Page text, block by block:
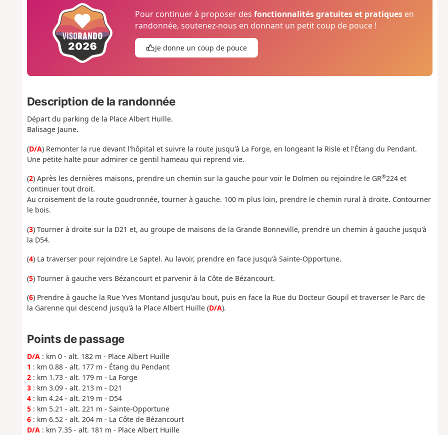
Pour continuer à proposer desfonctionnalités gratuites et pratiques en
randonnée, soutenez-nous en donnant un petit coup de pouce !
Je donne un coup de pouce
Description de la randonnée
Départ du parking de la Place Albert Huille.
Balisage Jaune.
(D/A) Remonter la rue devant l'hôpital et suivre la route jusqu'à La Forge, en longeant la Risle et l'Étang du Pendant.
Une petite halte pour admirer ce gentil hameau qui reprend vie.
(2) Après les dernières maisons, prendre un chemin sur la gauche pour voir le Dolmen ou rejoindre le GR®224 et
continuer tout droit.
Au croisement de la route goudronnée, tourner à gauche. 100 m plus loin, prendre le chemin rural à droite. Contourner
le bois.
(3) Tourner à droite sur la D21 et, au groupe de maisons de la Grande Bonneville, prendre un chemin à gauche jusqu'à
la D54.
(4) La traverser pour rejoindre Le Saptel. Au lavoir, prendre en face jusqu'à Sainte-Opportune.
(5) Tourner à gauche vers Bézancourt et parvenir à la Côte de Bézancourt.
(6) Prendre à gauche la Rue Yves Montand jusqu'au bout, puis en face la Rue du Docteur Goupil et traverser le Parc de
la Garenne qui descend jusqu'à la Place Albert Huille (D/A).
Points de passage
D/A: km 0 - alt. 182 m - Place Albert Huille
1 : km 0.88 - alt. 177 m - Étang du Pendant
2: km 1.73 - alt. 179 m - La Forge
3: km 3.09 - alt. 213 m - D21
4: km 4.24 - alt. 219 m - D54
5: km 5.21 - alt. 221 m - Sainte-Opportune
6: km 6.52 - alt. 204 m - La Côte de Bézancourt
D/A: km 7.35 - alt. 181 m - Place Albert Huille